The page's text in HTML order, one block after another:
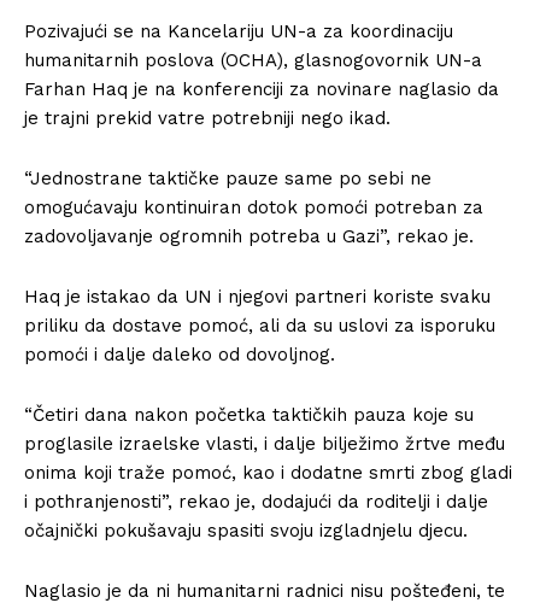
Pozivajući se na Kancelariju UN-a za koordinaciju
humanitarnih poslova (OCHA), glasnogovornik UN-a
Farhan Haq je na konferenciji za novinare naglasio da
je trajni prekid vatre potrebniji nego ikad.
“Jednostrane taktičke pauze same po sebi ne
omogućavaju kontinuiran dotok pomoći potreban za
zadovoljavanje ogromnih potreba u Gazi”, rekao je.
Haq je istakao da UN i njegovi partneri koriste svaku
priliku da dostave pomoć, ali da su uslovi za isporuku
pomoći i dalje daleko od dovoljnog.
“Četiri dana nakon početka taktičkih pauza koje su
proglasile izraelske vlasti, i dalje bilježimo žrtve među
onima koji traže pomoć, kao i dodatne smrti zbog gladi
i pothranjenosti”, rekao je, dodajući da roditelji i dalje
očajnički pokušavaju spasiti svoju izgladnjelu djecu.
Naglasio je da ni humanitarni radnici nisu pošteđeni, te